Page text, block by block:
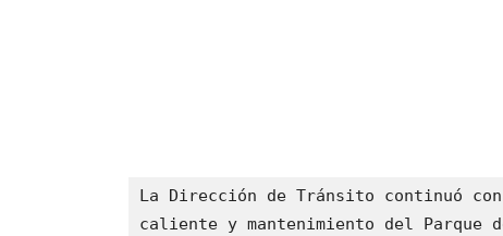
La Dirección de Tránsito continuó
caliente y mantenimiento del Parque